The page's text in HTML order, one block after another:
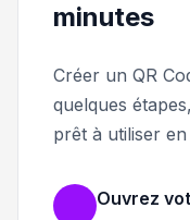
minutes
Créer un QR
quelques
prêt à utiliser
Ouvrez